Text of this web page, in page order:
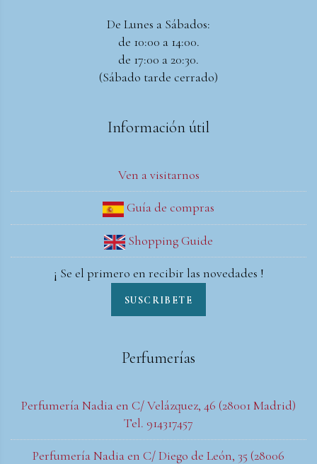
De Lunes a Sábados:
de 10:00 a 14:00.
de 17:00 a 20:30.
(Sábado tarde cerrado)
Información útil
Ven a visitarnos
Guía de compras
Shopping Guide
¡ Se el primero en recibir las novedades !
SUSCRIBETE
Perfumerías
Perfumería Nadia en C/ Velázquez, 46 (28001 Madrid)
Tel. 914317457
Perfumería Nadia en C/ Diego de León, 35 (28006